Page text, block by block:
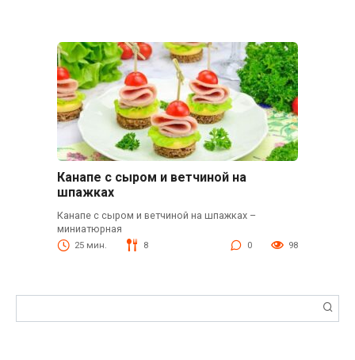
Канапе с сыром и ветчиной на
шпажках
Канапе с сыром и ветчиной на шпажках –
миниатюрная
25 мин. 8 0 98